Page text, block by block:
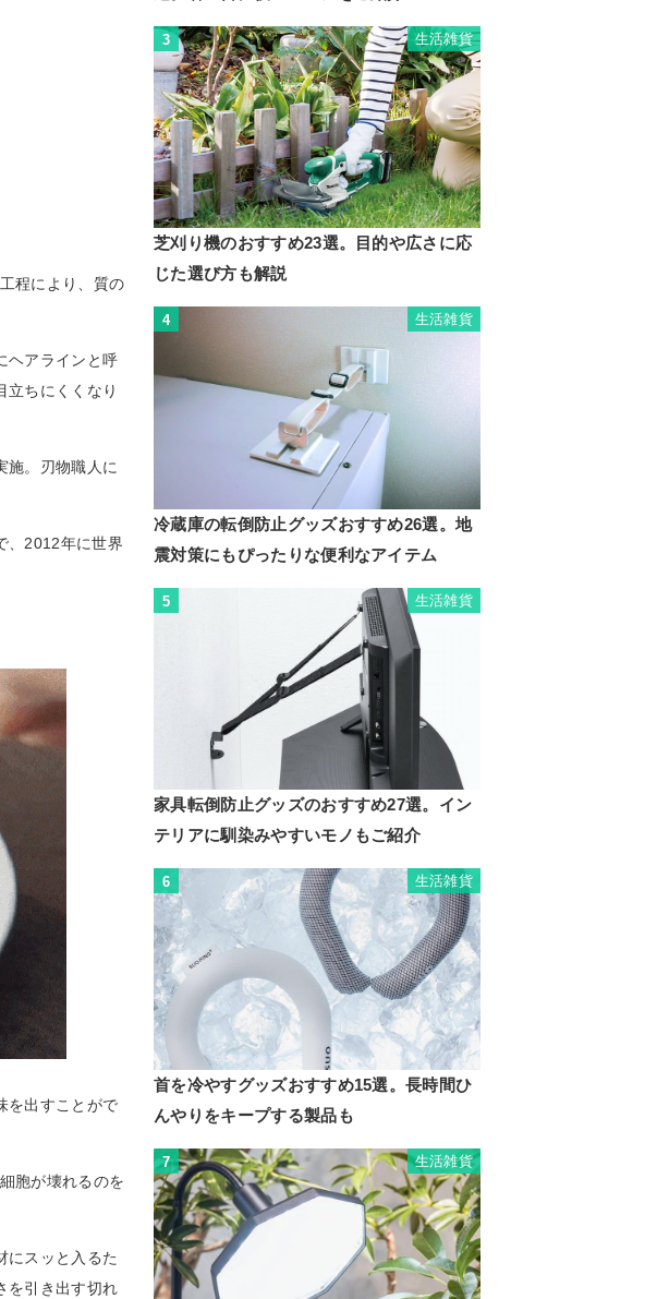
程により、質の
ヘアラインと呼
立ちにくくなり
施。刃物職人に
、2012年に世界
を出すことがで
胞が壊れるのを
にスッと入るた
を引き出す切れ
3 生活雑貨
芝刈り機のおすすめ23選。目的や広さに応
じた選び方も解説
4 生活雑貨
冷蔵庫の転倒防止グッズおすすめ26選。地
震対策にもぴったりな便利なアイテム
5 生活雑貨
家具転倒防止グッズのおすすめ27選。イン
テリアに馴染みやすいモノもご紹介
6 生活雑貨
首を冷やすグッズおすすめ15選。長時間ひ
んやりをキープする製品も
7 生活雑貨